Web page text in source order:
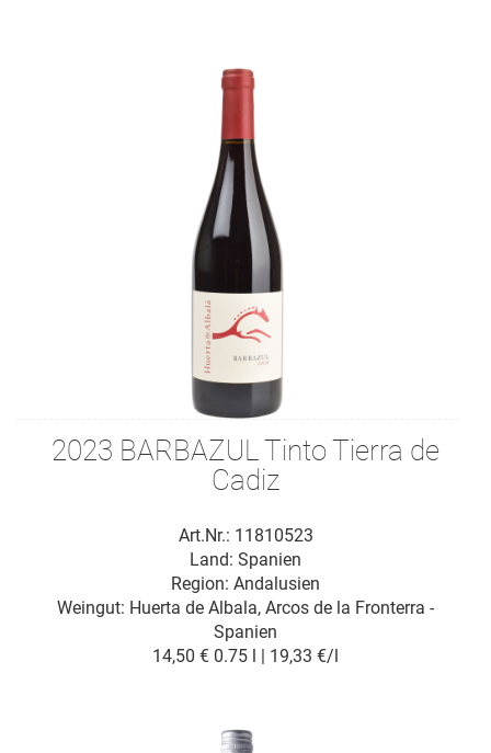
2023 BARBAZUL Tinto Tierra de
Cadiz
Art.Nr.: 11810523
Weingut: Huerta de Albala, Arcos de la Fronterra -
Spanien
Land: Spanien
Region: Andalusien
14,50 € 0.75 l | 19,33 €/l